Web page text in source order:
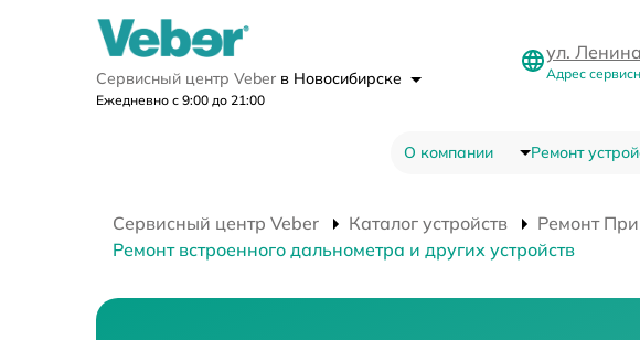
Сервисный центр Veber в Новосибирске
Ежедневно с 9:00 до 21:00
ул.
Адрес
О компании Ремонт
Сервисный центр Veber Каталог устройств Ремонт
Ремонт встроенного дальнометра и других устройств